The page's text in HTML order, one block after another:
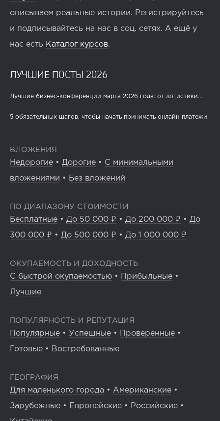
описываем реальные истории. Регистрируйтесь
и подписывайтесь на нас в соц. сетях. А ещё у
нас есть Каталог курсов.
ЛУЧШИЕ ПОСТЫ 2026
Лучшие бизнес-конференции марта 2026 года: от логистики...
5 обязательных шагов, чтобы начать принимать онлайн-платежи
ВЛОЖЕНИЯ
Недорогие • Дорогие • С минимальными
вложениями • Без вложений
ПО ДИАПАЗОНУ СТОИМОСТИ
Бесплатные • До 50 000 ₽ • До 200 000 ₽ • До
300 000 ₽ • До 500 000 ₽ • До 1 000 000 ₽
ОКУПАЕМОСТЬ И ДОХОДНОСТЬ
С быстрой окупаемостью • Прибыльные •
Лучшие
ПОПУЛЯРНОСТЬ И РЕПУТАЦИЯ
Популярные • Успешные • Проверенные •
Готовые • Востребованные
ГЕОГРАФИЯ
Для маленького города • Американские •
Зарубежные • Европейские • Российские •